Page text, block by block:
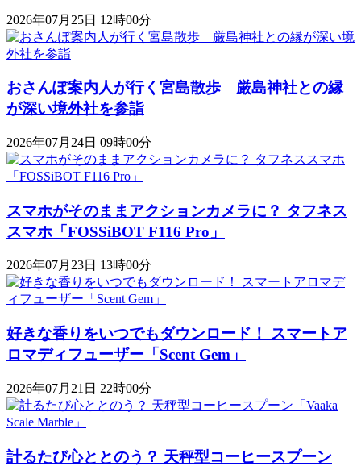
2026年07月25日 12時00分
おさんぽ案内人が行く宮島散歩 厳島神社との縁
が深い境外社を参詣
2026年07月24日 09時00分
スマホがそのままアクションカメラに？ タフネス
スマホ「FOSSiBOT F116 Pro」
2026年07月23日 13時00分
好きな香りをいつでもダウンロード！ スマートア
ロマディフューザー「Scent Gem」
2026年07月21日 22時00分
計るたび心ととのう？ 天秤型コーヒースプーン